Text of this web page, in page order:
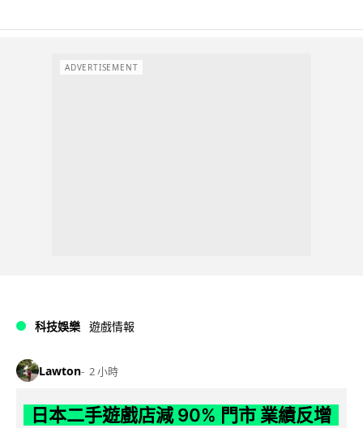
ADVERTISEMENT
科技娛樂 遊戲情報
Lawton 2 小時
日本二手遊戲店減 90% 門市 業績反增